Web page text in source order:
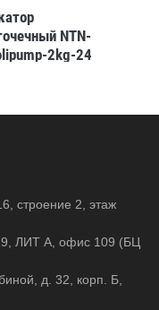
NTN-
2kg-24
строение 2, этаж
ЛИТ А, офис 109 (БЦ
д. 32, корп. Б,